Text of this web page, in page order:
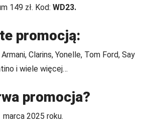
149 zł. Kod: WD23.
promocją:
Clarins, Yonelle, Tom Ford, Say
i wiele więcej…
promocja?
2025 roku.